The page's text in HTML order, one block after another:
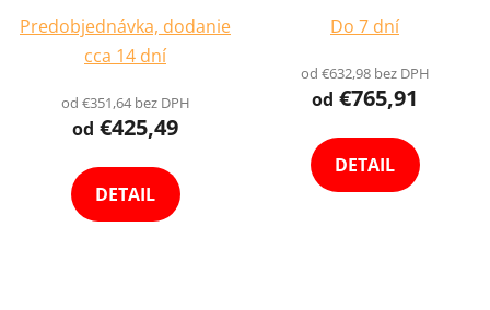
Gravírovací Ploter, 30 x
18cmhodnotenie
produktu
je
4,0
5
hviezdičiek.
Predobjednávka, dodanie
cca 14 dní
od €351,64 bez DPH
od €425,49
DETAIL
Gravírovací Ploter, 46 x
46 cm
Do 7 dní
od €632,98 bez DPH
od €765,91
DETAIL